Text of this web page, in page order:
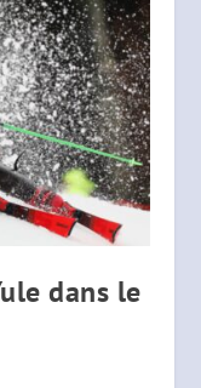
dans le